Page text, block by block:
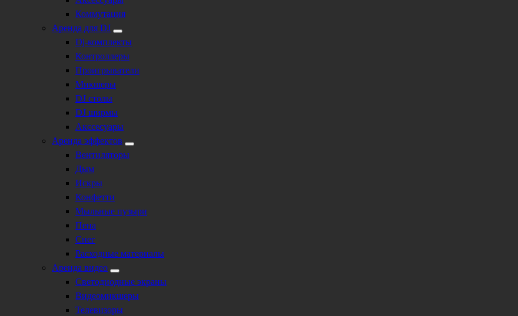
Коммутация
Аренда для DJ
Dj-комплекты
Контроллеры
Проигрыватели
Микшеры
DJ столы
DJ ширмы
Акссесуары
Аренда эффектов
Вентиляторы
Дым
Искры
Конфетти
Мыльные пузыри
Пена
Снег
Расходные материалы
Аренда видео
Светодиодные экраны
Видеомикшеры
Телевизоры